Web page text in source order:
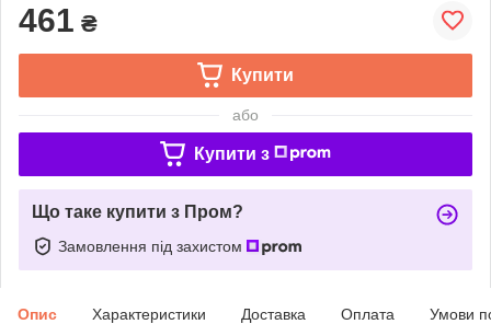
461 ₴
Купити
або
Купити з
Що таке купити з Пром?
Замовлення під захистом
Опис Характеристики Доставка Оплата Умови